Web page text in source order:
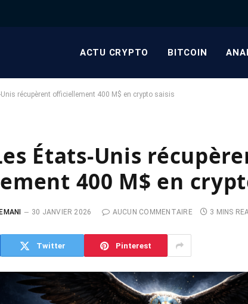
ACTU CRYPTO BITCOIN
Unis récupèrent officiellement 400 M$ en crypto saisis
États-Unis
400 M$ en
30 JANVIER 2026 AUCUN COMMENTAIRE 3 MINS
Twitter Pinterest